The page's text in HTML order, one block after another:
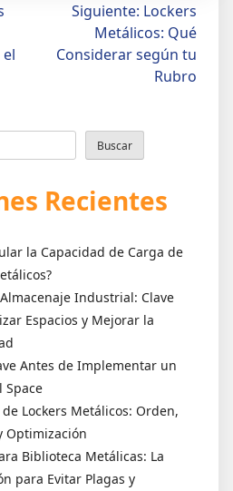
Siguiente: Lockers
Metálicos: Qué
Considerar según tu
Rubro
Buscar
Recientes
la Capacidad de Carga de
Industrial: Clave
Espacios y Mejorar la
Antes de Implementar un
Space
Lockers Metálicos: Orden,
Optimización
Biblioteca Metálicas: La
para Evitar Plagas y